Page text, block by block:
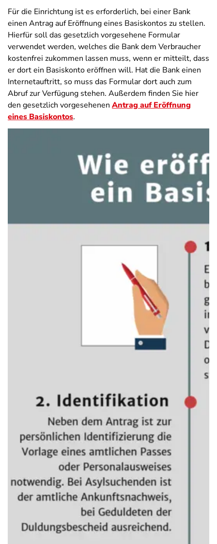
Für die Einrichtung ist es erforderlich, bei einer Bank
einen Antrag auf Eröffnung eines Basiskontos zu stellen.
Hierfür soll das gesetzlich vorgesehene Formular
verwendet werden, welches die Bank dem Verbraucher
kostenfrei zukommen lassen muss, wenn er mitteilt, dass
er dort ein Basiskonto eröffnen will. Hat die Bank einen
Internetauftritt, so muss das Formular dort auch zum
Abruf zur Verfügung stehen. Außerdem finden Sie hier
den gesetzlich vorgesehenen Antrag auf Eröffnung
eines Basiskontos.